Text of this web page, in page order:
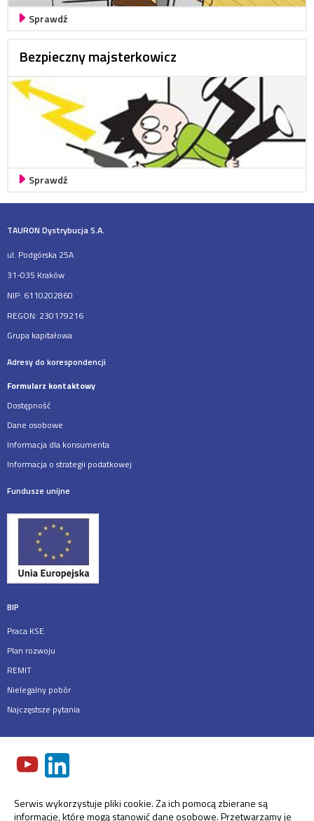
Sprawdź
Bezpieczny majsterkowicz
Sprawdź
TAURON Dystrybucja S.A.
ul. Podgórska 25A
31-035 Kraków
NIP: 6110202860
REGON: 230179216
Grupa kapitałowa
Adresy do korespondencji
Formularz kontaktowy
Dostępność
Dane osobowe
Informacja dla konsumenta
Informacja o strategii podatkowej
Fundusze unijne
BIP
Praca KSE
Plan rozwoju
REMIT
Nielegalny pobór
Najczęstsze pytania
Serwis wykorzystuje pliki cookie. Za ich pomocą zbierane są
informacje, które mogą stanowić dane osobowe. Przetwarzamy je